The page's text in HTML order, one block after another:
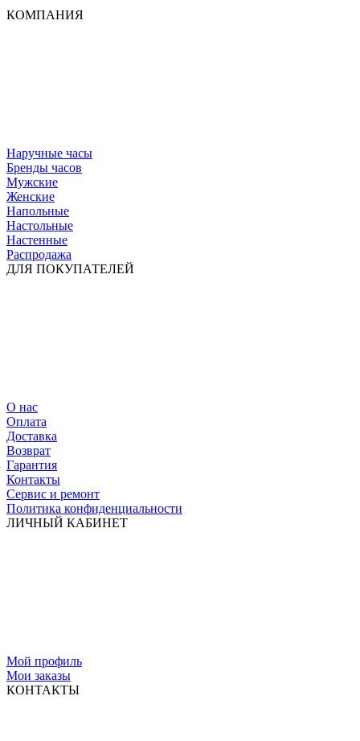
КОМПАНИЯ
Наручные часы
Бренды часов
Мужские
Женские
Напольные
Настольные
Настенные
Распродажа
ДЛЯ ПОКУПАТЕЛЕЙ
О нас
Оплата
Доставка
Возврат
Гарантия
Контакты
Сервис и ремонт
Политика конфиденциальности
ЛИЧНЫЙ КАБИНЕТ
Мой профиль
Мои заказы
КОНТАКТЫ